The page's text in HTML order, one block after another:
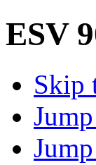
ESV
Skip